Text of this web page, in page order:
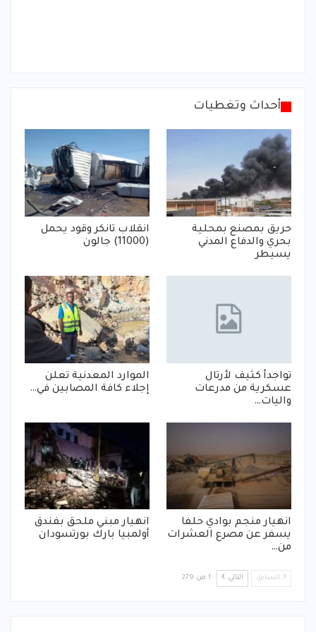
أحداث وتغطيات
حريق بمصنع بمحلية
بحري والدفاع المدني
يسيطر
انقلاب تانكر وقود يحمل
(11000) جالون
تواجدأ كثيف لأرتال
عسكرية من مدرعات
واليات…
الموارد المعدنية تعلن
إجلاء كافة المصابين في…
انهيار منجم بوادي حلفا
يسفر عن مصرع العشرات
من…
انهيار مبني ملحق بفندق
أولمبيا بارك بورتسودان
السابق التالي 1 من 279